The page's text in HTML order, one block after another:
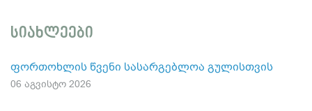
სიახლეები
ფორთოხლის წვენი სასარგებლოა გულისთვის
06 აგვისტო 2026